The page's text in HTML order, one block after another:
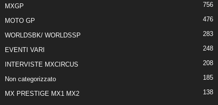
MXGP 756
MOTO GP 476
WORLDSBK/ WORLDSSP 283
EVENTI VARI 248
INTERVISTE MXCIRCUS 208
Non categorizzato 185
MX PRESTIGE MX1 MX2 138